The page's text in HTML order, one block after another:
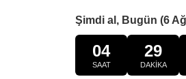
Şimdi al, Bugün (6
04
SAAT
29
DAKİKA